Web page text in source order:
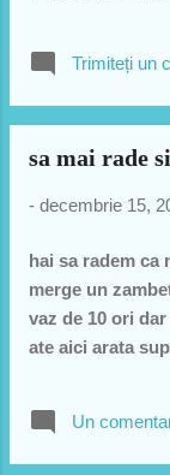
Trimiteți un
sa mai rade
- decembrie 15,
hai sa radem ca
merge un
vaz de 10 ori
ate aici arata
Un